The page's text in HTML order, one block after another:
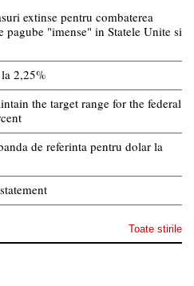
extinse pentru combaterea
"imense" in Statele Unite si
2,25%
the target range for the federal
de referinta pentru dolar la
Toate stirile